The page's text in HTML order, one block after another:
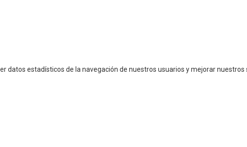
datos estadísticos de la navegación de nuestros usuarios y mejorar